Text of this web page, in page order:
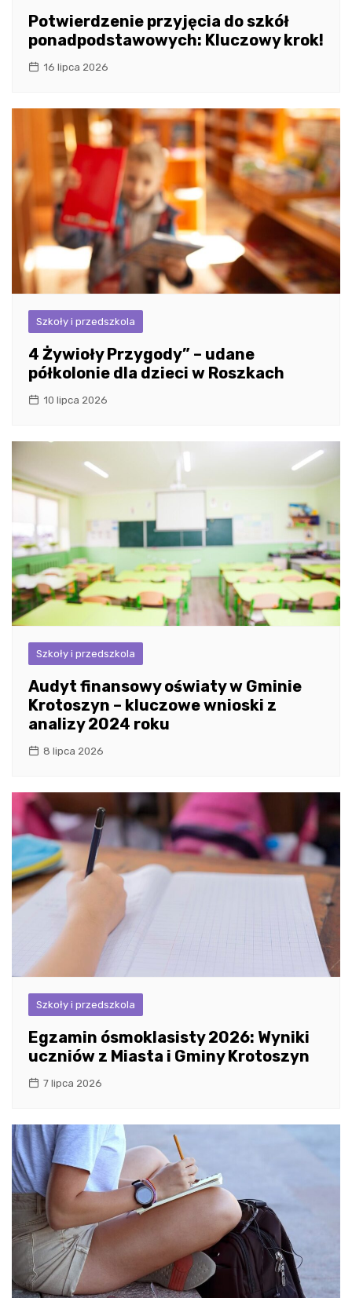
Potwierdzenie przyjęcia do szkół
ponadpodstawowych: Kluczowy krok!
16 lipca 2026
Szkoły i przedszkola
4 Żywioły Przygody” – udane
półkolonie dla dzieci w Roszkach
10 lipca 2026
Szkoły i przedszkola
Audyt finansowy oświaty w Gminie
Krotoszyn – kluczowe wnioski z
analizy 2024 roku
8 lipca 2026
Szkoły i przedszkola
Egzamin ósmoklasisty 2026: Wyniki
uczniów z Miasta i Gminy Krotoszyn
7 lipca 2026